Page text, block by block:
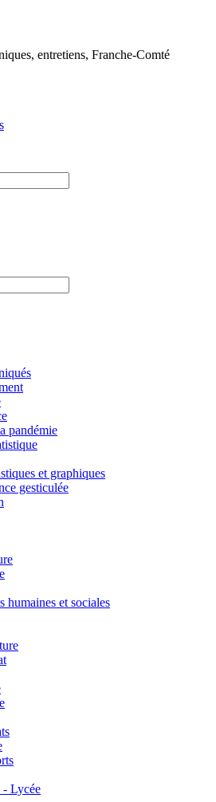
entretiens, Franche-Comté
pandémie
et graphiques
gesticulée
humaines et sociales
- Lycée